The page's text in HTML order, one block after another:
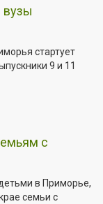
вузы
стартует
9 и 11
с
в Приморье,
семьи с